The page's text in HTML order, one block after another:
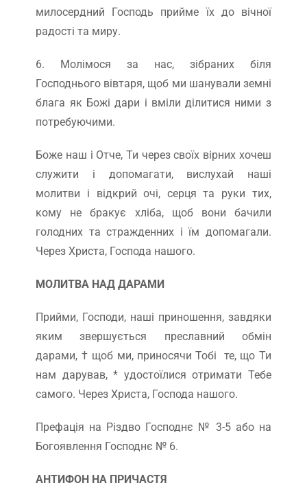
милосердний Господь прийме їх до вічної
радості та миру.
6. Молімося за нас, зібраних біля
Господнього вівтаря, щоб ми шанували земні
блага як Божі дари і вміли ділитися ними з
потребуючими.
Боже наш і Отче, Ти через своїх вірних хочеш
служити і допомагати, вислухай наші
молитви і відкрий очі, серця та руки тих,
кому не бракує хліба, щоб вони бачили
голодних та стражденних і їм допомагали.
Через Христа, Господа нашого.
МОЛИТВА НАД ДАРАМИ
Прийми, Господи, наші приношення, завдяки
яким звершується преславний обмін
дарами, † щоб ми, приносячи Тобі те, що Ти
нам дарував, * удостоїлися отримати Тебе
самого. Через Христа, Господа нашого.
Префація на Різдво Господнє № 3-5 або на
Богоявлення Господнє № 6.
АНТИФОН НА ПРИЧАСТЯ